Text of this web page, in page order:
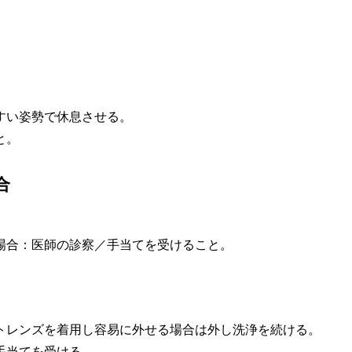
姿勢で休息させる。
：医師の診察／手当てを受けること。
ンズを着用し容易に外せる場合は外し洗浄を続ける。